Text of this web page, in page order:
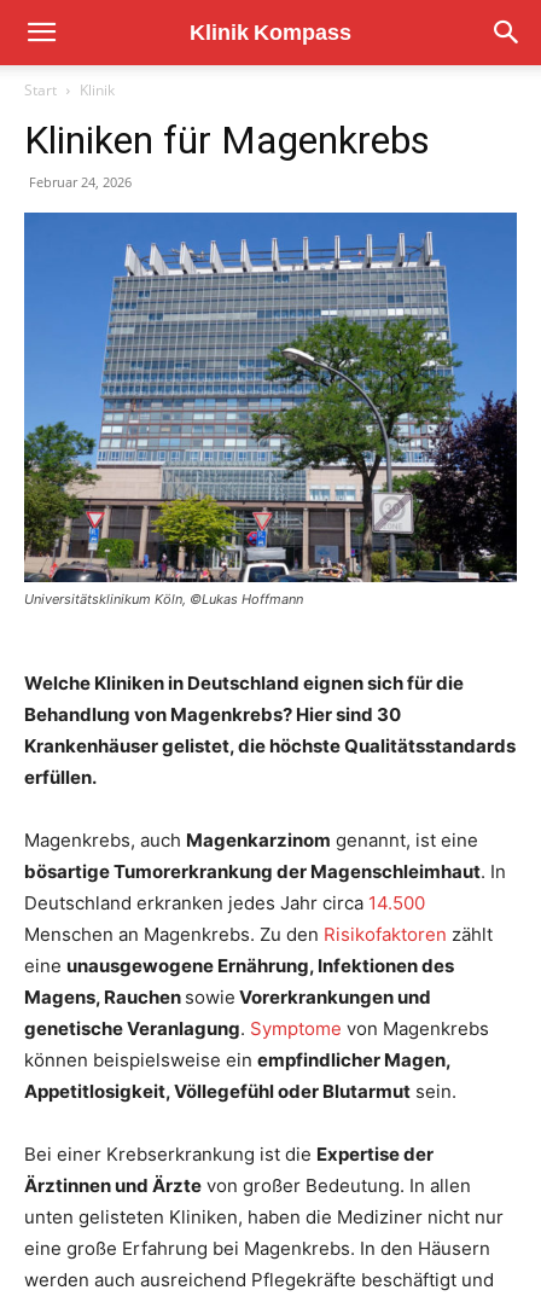
Start Klinik
Kliniken für Magenkrebs
Februar 24, 2026
Universitätsklinikum Köln, ©Lukas Hoffmann
Welche Kliniken in Deutschland eignen sich für die
Behandlung von Magenkrebs? Hier sind 30
Krankenhäuser gelistet, die höchste Qualitätsstandards
erfüllen.
Magenkrebs, auch Magenkarzinom genannt, ist eine
bösartige Tumorerkrankung der Magenschleimhaut. In
Deutschland erkranken jedes Jahr circa 14.500
Menschen an Magenkrebs. Zu den Risikofaktoren zählt
eine unausgewogene Ernährung, Infektionen des
Magens, Rauchen sowie Vorerkrankungen und
genetische Veranlagung. Symptome von Magenkrebs
können beispielsweise ein empfindlicher Magen,
Appetitlosigkeit, Völlegefühl oder Blutarmut sein.
Bei einer Krebserkrankung ist die Expertise der
Ärztinnen und Ärzte von großer Bedeutung. In allen
unten gelisteten Kliniken, haben die Mediziner nicht nur
eine große Erfahrung bei Magenkrebs. In den Häusern
werden auch ausreichend Pflegekräfte beschäftigt und